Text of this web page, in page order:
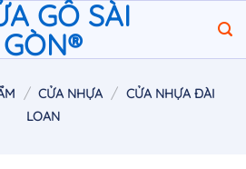
/ CỬA NHỰA / CỬA NHỰA ĐÀI
LOAN